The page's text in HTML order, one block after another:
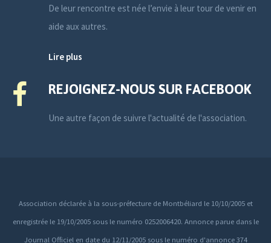
De leur rencontre est née l’envie à leur tour de venir en
aide aux autres.
Lire plus
REJOIGNEZ-NOUS SUR FACEBOOK
Une autre façon de suivre l'actualité de l'association.
Association déclarée à la sous-préfecture de Montbéliard le 10/10/2005 et
enregistrée le 19/10/2005 sous le numéro 0252006420. Annonce parue dans le
Journal Officiel en date du 12/11/2005 sous le numéro d'annonce 374